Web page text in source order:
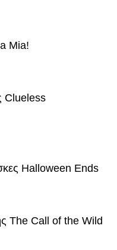
Mia!
Clueless
Halloween Ends
The Call of the Wild